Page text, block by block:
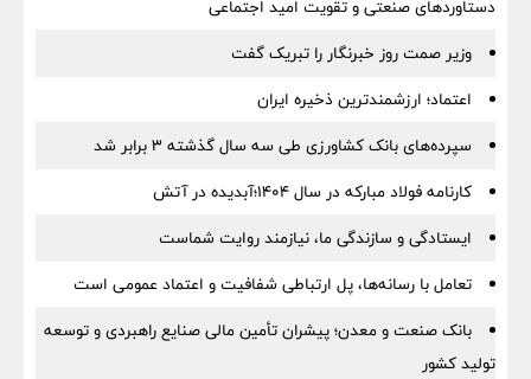
دستاوردهای صنعتی و تقویت امید اجتماعی
وزیر صمت روز خبرنگار را تبریک گفت
اعتماد؛ ارزشمندترین ذخیره ایران
سپرده‌های بانک کشاورزی طی سه سال گذشته ۳ برابر شد
کارنامه فولاد مبارکه در سال ۱۴۰۴؛آبدیده در آتش
ایستادگی و سازندگی ما، نیازمند روایت شماست
تعامل با رسانه‌ها، پل ارتباطی شفافیت و اعتماد عمومی است
بانک صنعت و معدن؛ پیشران تأمین مالی صنایع راهبردی و توسعه
تولید کشور